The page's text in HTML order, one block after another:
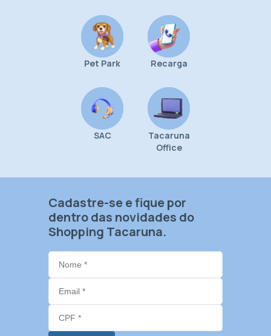
Pet Park Recarga
SAC
Tacaruna
Office
Cadastre-se e fique por
dentro das novidades do
Shopping Tacaruna.